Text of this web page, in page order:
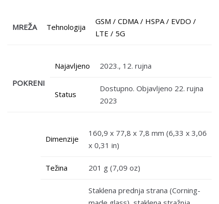
MREŽA Tehnologija
GSM / CDMA / HSPA / EVDO /
LTE / 5G
POKRENI
Najavljeno 2023., 12. rujna
Status
Dostupno. Objavljeno 22. rujna
2023
Dimenzije
160,9 x 77,8 x 7,8 mm (6,33 x 3,06
x 0,31 in)
Težina 201 g (7,09 oz)
Staklena prednja strana (Corning-